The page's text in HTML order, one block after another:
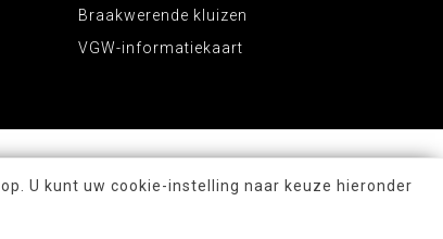
Braakwerende kluizen
VGW-informatiekaart
U kunt uw cookie-instelling naar keuze hieronder